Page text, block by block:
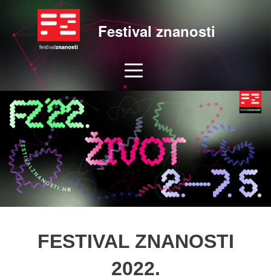
Festival znanosti
FESTIVAL ZNANOSTI
2022.